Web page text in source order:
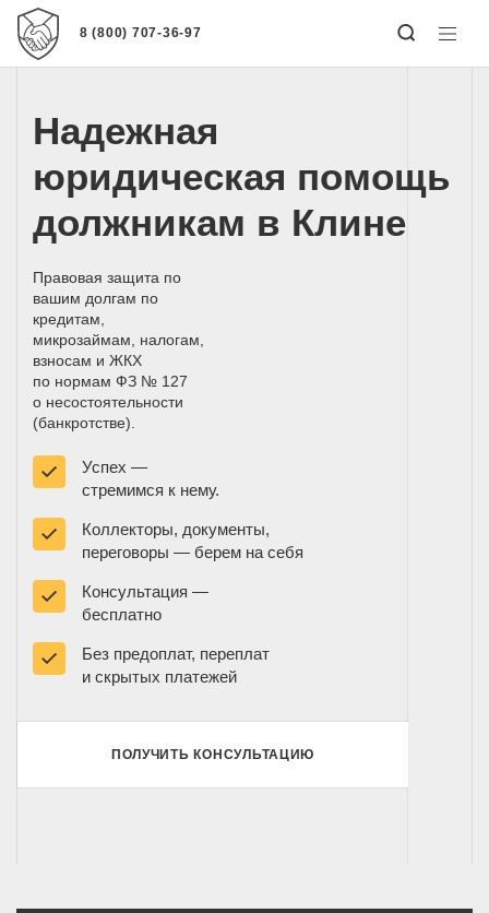
8 (800) 707-36-97
Надежная
юридическая помощь
должникам в Клине
Правовая защита по
вашим долгам по
кредитам,
микрозаймам, налогам,
взносам и ЖКХ
по нормам ФЗ № 127
о несостоятельности
(банкротстве)
Успех —
стремимся к нему.
Коллекторы, документы,
переговоры — берем на себя
Консультация —
бесплатно
Без предоплат, переплат
и скрытых платежей
ПОЛУЧИТЬ КОНСУЛЬТАЦИЮ